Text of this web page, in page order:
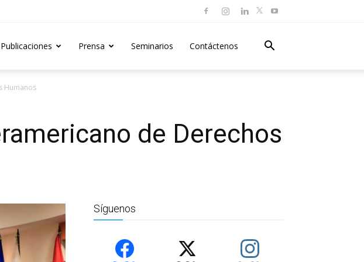
Publicaciones Prensa Seminarios Contáctenos
Humanos
de Derechos
Síguenos